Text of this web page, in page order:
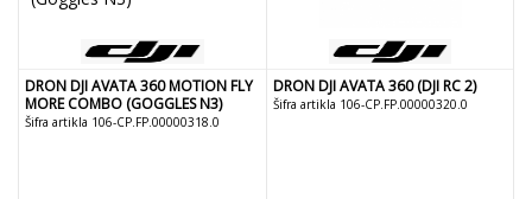
DRON DJI AVATA 360 MOTION FLY
MORE COMBO (GOGGLES N3)
Šifra artikla 106-CP.FP.00000318.0
DRON DJI AVATA 360 (DJI RC 2)
Šifra artikla 106-CP.FP.00000320.0